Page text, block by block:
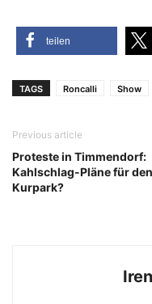
tei­len
TAGS Roncalli Show
Previous article
Proteste in Timmendorf:
Kahlschlag-Pläne für den
Kurpark?